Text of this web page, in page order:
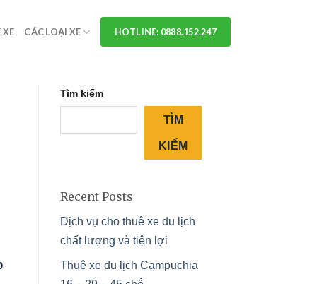
XE CÁC LOẠI XE HOTLINE: 0888.152.247
Tìm kiếm
TÌM
KIẾM
Recent Posts
Dịch vụ cho thuê xe du lịch
chất lượng và tiện lợi
Thuê xe du lịch Campuchia